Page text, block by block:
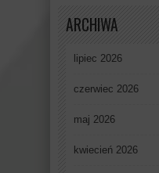
ARCHIWA
lipiec 2026
czerwiec 2026
maj 2026
kwiecień 2026